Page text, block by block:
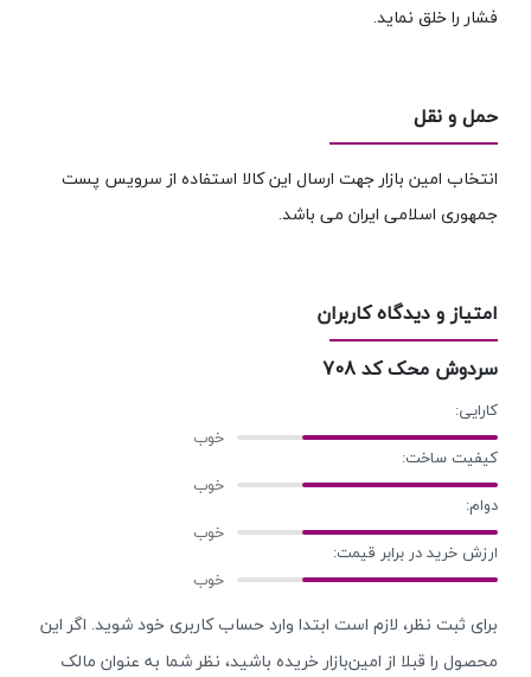
فشار را خلق نماید.
حمل و نقل
انتخاب امین بازار جهت ارسال این کالا استفاده از سرویس پست
جمهوری اسلامی ایران می باشد.
امتیاز و دیدگاه کاربران
سردوش محک کد 708
کارایی:
کیفیت ساخت:
دوام:
ارزش خرید در برابر قیمت:
برای ثبت نظر، لازم است ابتدا وارد حساب کاربری خود شوید. اگر این
محصول را قبلا از امین‌بازار خریده باشید، نظر شما به عنوان مالک